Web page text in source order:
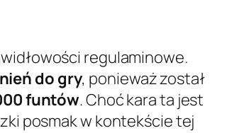
regulaminowe.
do gry, ponieważ został
funtów. Choć kara ta jest
posmak w kontekście tej